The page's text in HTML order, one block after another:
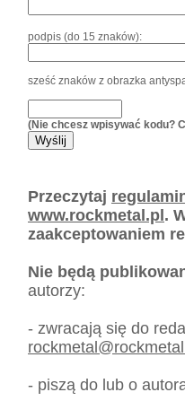
podpis (do 15 znaków):
sześć znaków z obrazka
(Nie chcesz wpisywać kodu?
Przeczytaj
www.rockmetal.pl.
zaakceptowaniem
Nie będą
autorzy:
- zwracają się do
rockmetal@
- piszą do lub o